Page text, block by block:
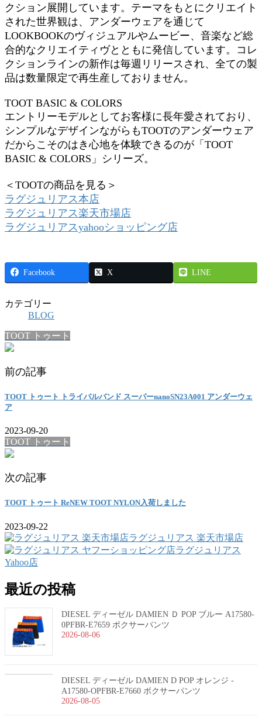
クション展開しています。テーマをもとにクリエイト
された世界観は、アンダーウェアを通じて
LOOKBOOKのヴィジュアルやムービー、音楽など総
合的なクリエイティヴとともに発信しています。コレ
クションラインの新作は毎週リリースされ、全ての製
品は数量限定で再生産しておりません。
TOOT BASIC & COLORS
エントリーモデルとしてお客様に長年愛されており、
シンプルなデザインながらもTOOTのアンダーウェア
だからこそのはき心地を体験できるのが「TOOT
BASIC & COLORS」シリーズ。
＜TOOTの商品を見る＞
ラグジュリアス本店
ラグジュリアス楽天市場店
ラグジュリアスyahooショッピング店
Facebook X LINE
カテゴリー
BLOG
TOOT トゥート
前の記事
TOOT トゥート トライバルバンド スーパーnanoSN23A001 アンダーウェ
ア
2023-09-20
TOOT トゥート
次の記事
TOOT トゥート ReNEW TOOT NYLON入荷しました
2023-09-22
ラグジュリアス 楽天市場店
ラグジュリアス
Yahoo店
最近の投稿
DIESEL ディーゼル DAMIEN Ｄ POP ブルー A17580-
0PFBR-E7659 ボクサーパンツ
2026-08-06
DIESEL ディーゼル DAMIEN D POP オレンジ -
A17580-OPFBR-E7660 ボクサーパンツ
2026-08-05